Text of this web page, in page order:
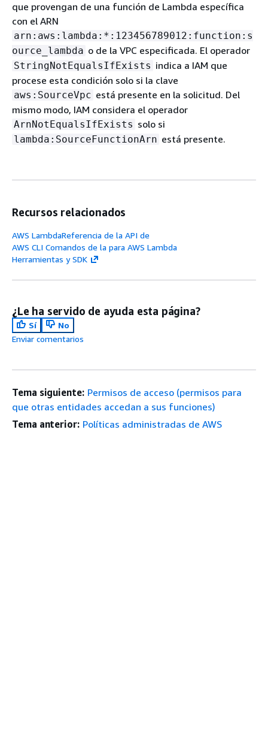
que provengan de una función de Lambda específica
con el ARN
arn:aws:lambda:*:123456789012:function:s
ource_lambda o de la VPC especificada. El operador
StringNotEqualsIfExists indica a IAM que
procese esta condición solo si la clave
aws:SourceVpc está presente en la solicitud. Del
mismo modo, IAM considera el operador
ArnNotEqualsIfExists solo si
lambda:SourceFunctionArn está presente.
Recursos relacionados
AWS LambdaReferencia de la API de
AWS CLI Comandos de la para AWS Lambda
Herramientas y SDK
¿Le ha servido de ayuda esta página?
Sí
No
Enviar comentarios
Tema siguiente: Permisos de acceso (permisos para
que otras entidades accedan a sus funciones)
Tema anterior: Políticas administradas de AWS